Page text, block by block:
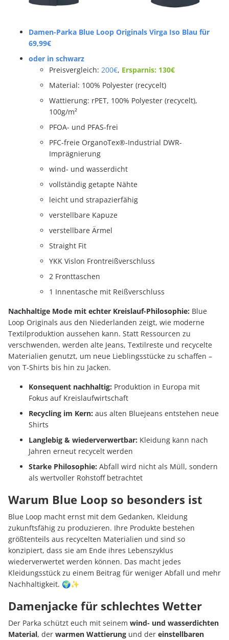
Damen-Parka Blue Loop Originals Virga Iso Blau für
69,99€
oder in schwarz
Preisvergleich: 200€, Ersparnis: 130€
Material: 100% Polyester (recycelt)
Wattierung: rPET, 100% Polyester (recycelt),
100g/m²
PFOA- und PFAS-frei
PFC-freie OrganoTex®-Industrial DWR-
Imprägnierung
wind- und wasserdicht
vollständig getapte Nähte
leicht und strapazierfähig
verstellbare Kapuze
verstellbare Ärmel
Straight Fit
YKK Vislon Frontreißverschluss
2 Fronttaschen
1 Innentasche mit Reißverschluss
Nachhaltige Mode mit echter Kreislauf-Philosophie: Blue
Loop Originals aus den Niederlanden zeigt, wie moderne
Textilproduktion aussehen kann. Statt Ressourcen zu
verschwenden, werden alte Jeans, Textilreste und recycelte
Materialien genutzt, um neue Lieblingsstücke zu schaffen –
von T-Shirts bis hin zu Jacken.
Konsequent nachhaltig: Produktion in Europa mit
Fokus auf Kreislaufwirtschaft
Recycling im Kern: aus alten Bluejeans entstehen neue
Shirts
Langlebig & wiederverwertbar: Kleidung kann nach
Jahren erneut recycelt werden
Starke Philosophie: Abfall wird nicht als Müll, sondern
als wertvoller Rohstoff betrachtet
Warum Blue Loop so besonders ist
Blue Loop macht ernst mit dem Gedanken, Kleidung
zukunftsfähig zu produzieren. Ihre Produkte bestehen
größtenteils aus recycelten Materialien und sind so
konzipiert, dass sie am Ende ihres Lebenszyklus
wiederverwertet werden können. Das macht jedes
Kleidungsstück zu einem Beitrag für weniger Abfall und mehr
Nachhaltigkeit. 🌍✨
Damenjacke für schlechtes Wetter
Der Parka schützt euch mit seinem wind- und wasserdichten
Material, der warmen Wattierung und der einstellbaren